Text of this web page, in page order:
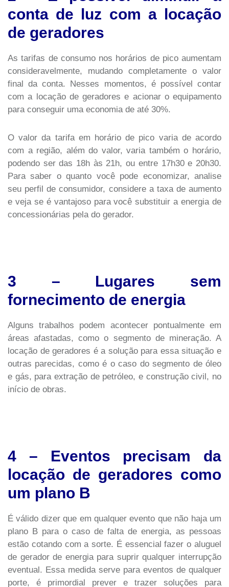
conta de luz com a locação
de geradores
As tarifas de consumo nos horários de pico aumentam
consideravelmente, mudando completamente o valor
final da conta. Nesses momentos, é possível contar
com a locação de geradores e acionar o equipamento
para conseguir uma economia de até 30%.
O valor da tarifa em horário de pico varia de acordo
com a região, além do valor, varia também o horário,
podendo ser das 18h às 21h, ou entre 17h30 e 20h30.
Para saber o quanto você pode economizar, analise
seu perfil de consumidor, considere a taxa de aumento
e veja se é vantajoso para você substituir a energia de
concessionárias pela do gerador.
3 – Lugares sem
fornecimento de energia
Alguns trabalhos podem acontecer pontualmente em
áreas afastadas, como o segmento de mineração. A
locação de geradores é a solução para essa situação e
outras parecidas, como é o caso do segmento de óleo
e gás, para extração de petróleo, e construção civil, no
início de obras.
4 – Eventos precisam da
locação de geradores como
um plano B
É válido dizer que em qualquer evento que não haja um
plano B para o caso de falta de energia, as pessoas
estão cotando com a sorte. É essencial fazer o aluguel
de gerador de energia para suprir qualquer interrupção
eventual. Essa medida serve para eventos de qualquer
porte, é primordial prever e trazer soluções para